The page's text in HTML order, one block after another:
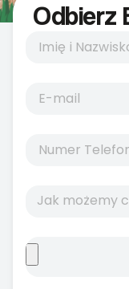
Odbierz